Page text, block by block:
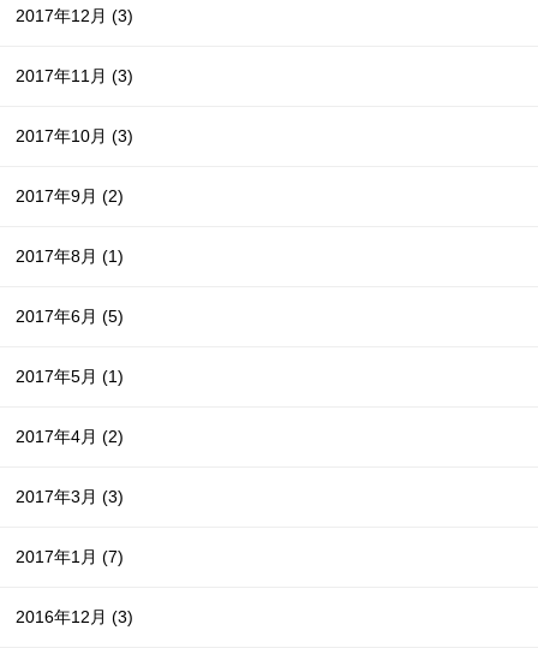
2017年12月(3)
2017年11月(3)
2017年10月(3)
2017年9月(2)
2017年8月(1)
2017年6月(5)
2017年5月(1)
2017年4月(2)
2017年3月(3)
2017年1月(7)
2016年12月(3)